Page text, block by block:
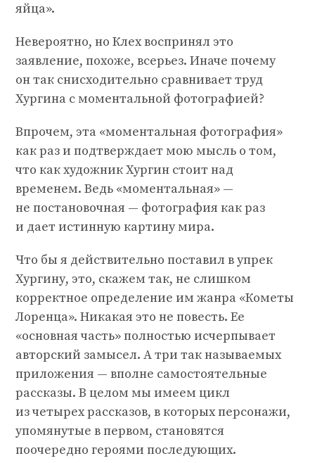
яйца».
Невероятно, но Клех воспринял это
заявление, похоже, всерьез. Иначе почему
он так снисходительно сравнивает труд
Хургина с моментальной фотографией?
Впрочем, эта «моментальная фотография»
как раз и подтверждает мою мысль о том,
что как художник Хургин стоит над
временем. Ведь «моментальная» —
не постановочная — фотография как раз
и дает истинную картину мира.
Что бы я действительно поставил в упрек
Хургину, это, скажем так, не слишком
корректное определение им жанра «Кометы
Лоренца». Никакая это не повесть. Ее
«основная часть» полностью исчерпывает
авторский замысел. А три так называемых
приложения — вполне самостоятельные
рассказы. В целом мы имеем цикл
из четырех рассказов, в которых персонажи,
упомянутые в первом, становятся
поочередно героями последующих.